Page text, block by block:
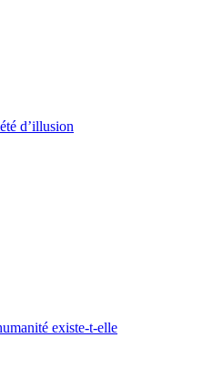
d’illusion
existe-t-elle